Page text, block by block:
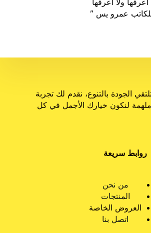
ولا أعرفها
عمرو يس ”
الجودة بالتنوع، نقدم لك تجربة
ملهمة لنكون خيارك الأجمل في كل
روابط سريعة
من نحن
المنتجات
العروض الخاصة
اتصل بنا